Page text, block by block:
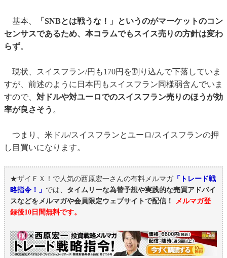
基本、
「SNBとは戦うな！」というのがマーケットのコン
センサスであるため、本コラムでもスイス売りの方針は変わ
らず。
現状、スイスフラン/円も170円を割り込んで下落していま
すが、前述のように日本円もスイスフラン同様弱含んでいま
すので、 対ドルや対ユーロでのスイスフラン売りのほうが効
率が良さそう 。
つまり、米ドル/スイスフランとユーロ/スイスフランの押
し目買いになります。
★ザイＦＸ！で人気の西原宏一さんの有料メルマガ「トレード戦
略指令！」 では、 タイムリーな為替予想や実践的な売買アドバイ
スなどをメルマガや会員限定ウェブサイトで配信！
メルマガ登
録後10日間無料です。